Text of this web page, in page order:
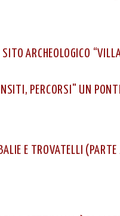
ARCHEOLOGICO
PERCORSI" UN
E TROVATELLI